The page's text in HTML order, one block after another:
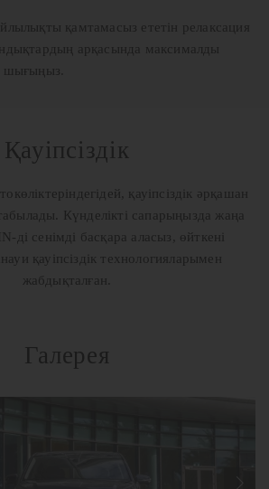
қамтамасыз ететін релаксация
арқасында максималды
шығыңыз.
Қауіпсіздік
қауіпсіздік әрқашан
Күнделікті сапарыңызда жаңа
ді сенімді басқара аласыз, өйткені
қауіпсіздік технологияларымен
жабдықталған.
Галерея